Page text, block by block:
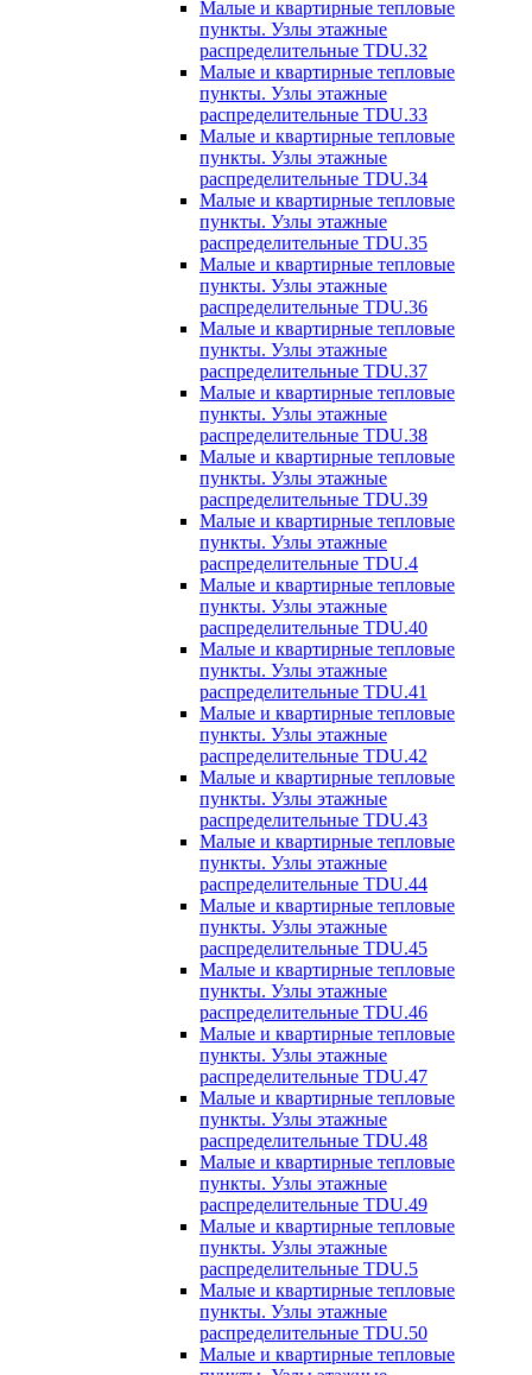
Малые и квартирные тепловые
пункты. Узлы этажные
распределительные TDU.32
Малые и квартирные тепловые
пункты. Узлы этажные
распределительные TDU.33
Малые и квартирные тепловые
пункты. Узлы этажные
распределительные TDU.34
Малые и квартирные тепловые
пункты. Узлы этажные
распределительные TDU.35
Малые и квартирные тепловые
пункты. Узлы этажные
распределительные TDU.36
Малые и квартирные тепловые
пункты. Узлы этажные
распределительные TDU.37
Малые и квартирные тепловые
пункты. Узлы этажные
распределительные TDU.38
Малые и квартирные тепловые
пункты. Узлы этажные
распределительные TDU.39
Малые и квартирные тепловые
пункты. Узлы этажные
распределительные TDU.4
Малые и квартирные тепловые
пункты. Узлы этажные
распределительные TDU.40
Малые и квартирные тепловые
пункты. Узлы этажные
распределительные TDU.41
Малые и квартирные тепловые
пункты. Узлы этажные
распределительные TDU.42
Малые и квартирные тепловые
пункты. Узлы этажные
распределительные TDU.43
Малые и квартирные тепловые
пункты. Узлы этажные
распределительные TDU.44
Малые и квартирные тепловые
пункты. Узлы этажные
распределительные TDU.45
Малые и квартирные тепловые
пункты. Узлы этажные
распределительные TDU.46
Малые и квартирные тепловые
пункты. Узлы этажные
распределительные TDU.47
Малые и квартирные тепловые
пункты. Узлы этажные
распределительные TDU.48
Малые и квартирные тепловые
пункты. Узлы этажные
распределительные TDU.49
Малые и квартирные тепловые
пункты. Узлы этажные
распределительные TDU.5
Малые и квартирные тепловые
пункты. Узлы этажные
распределительные TDU.50
Малые и квартирные тепловые